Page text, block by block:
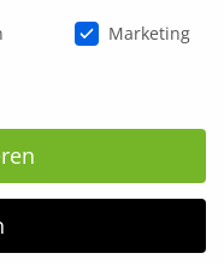
Marketing